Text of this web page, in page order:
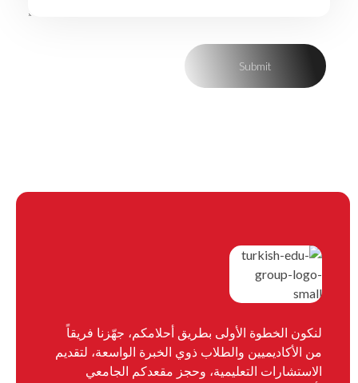
لنكون الخطوة الأولى بطريق أحلامكم، جهّزنا فريقاً
من الأكاديميين والطلاب ذوي الخبرة الواسعة، لتقديم
الاستشارات التعليمية، وحجز مقعدكم الجامعي